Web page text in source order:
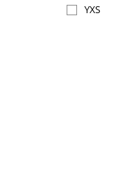
YXS